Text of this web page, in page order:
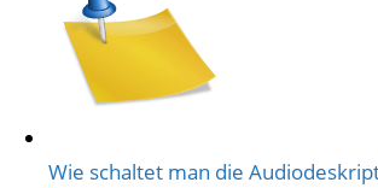
Wie schaltet man die